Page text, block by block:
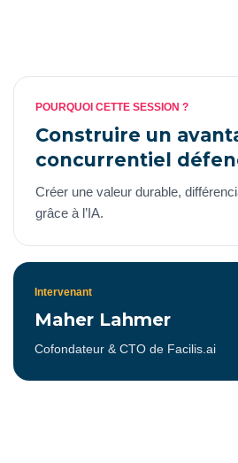
POURQUOI CETTE SESSION ?
Construire un
concurrentiel
Créer une valeur durable,
grâce à l’IA.
Intervenant
Maher Lahmer
Cofondateur & CTO de Facilis.ai